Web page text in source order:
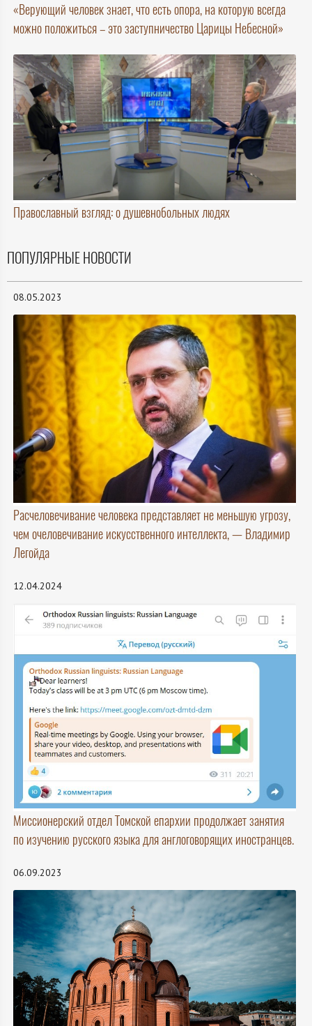
«Верующий человек знает, что есть опора, на которую всегда
можно положиться – это заступничество Царицы Небесной»
Православный взгляд: о душевнобольных людях
ПОПУЛЯРНЫЕ НОВОСТИ
08.05.2023
Расчеловечивание человека представляет не меньшую угрозу,
чем очеловечивание искусственного интеллекта, — Владимир
Легойда
12.04.2024
Миссионерский отдел Томской епархии продолжает занятия
по изучению русского языка для англоговорящих иностранцев.
06.09.2023